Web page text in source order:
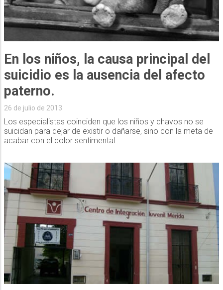
En los niños, la causa principal del
suicidio es la ausencia del afecto
paterno.
26 de julio de 2013
Los especialistas coinciden que los niños y chavos no se
suicidan para dejar de existir o dañarse, sino con la meta de
acabar con el dolor sentimental...